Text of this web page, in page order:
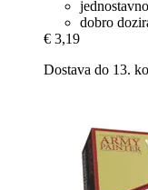
dobro
€ 3,19
Dostava do 13.